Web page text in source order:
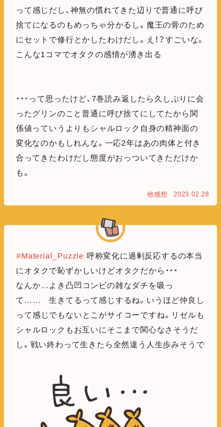
って感じだし、神無の慣れてきた辺りで普通に呼び
捨てになるのもめっちゃ分かるし。魔王の骨のため
にセットで修行とかしたわけだし。え！？すごいな。
こんな1コマでオタクの感情が湧き出る
・・・って思ったけど、7巻読み返したら久しぶりに会
ったグリンのこと普通に呼び捨てにしてたから関
係値っていうよりもシャルロック自身の精神面の
変化なのかもしれんな。一応2年はあの肉体と付き
合ってきたわけだし態度がおっついてきただけか
も。
他感想 2023.02.28
#Material_Puzzle 呼称変化に過剰反応するの本当
にオタクで恥ずかしいけどオタクだから・・・
なんか…よき凸凹コンビの雑なダチを吸っ
て…… 生きてるって感じするね。いうほど仲良し
って感じでもないとこがサイコーですね。リゼルも
シャルロックもお互いにそこまで関心なさそうだ
し。戦い終わって生きたら全然違う人生歩みそうで